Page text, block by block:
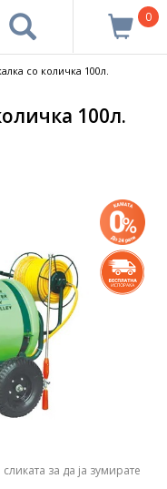
0
со количка 100л.
100л.
за да ја зумирате